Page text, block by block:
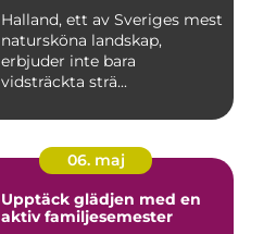
Halland, ett av Sveriges mest
natursköna landskap,
erbjuder inte bara
vidsträckta strä...
06. maj
Upptäck glädjen med en
aktiv familjesemester